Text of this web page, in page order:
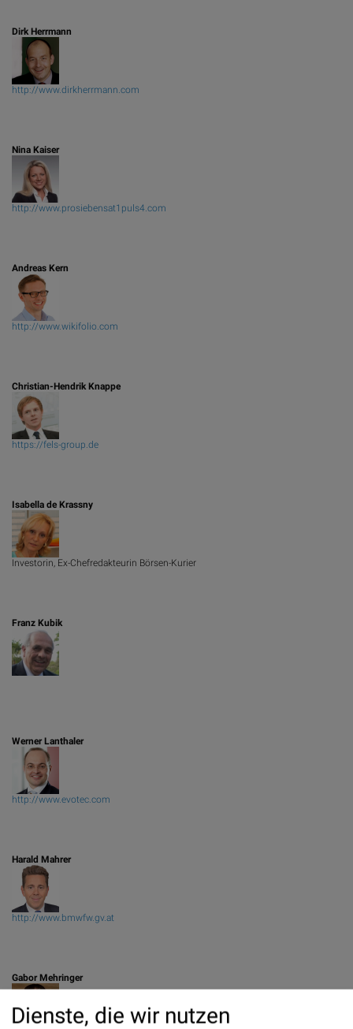
Dirk Herrmann
http://www.dirkherrmann.com
Nina Kaiser
http://www.prosiebensat1puls4.com
Andreas Kern
http://www.wikifolio.com
Christian-Hendrik Knappe
https://fels-group.de
Isabella de Krassny
Investorin, Ex-Chefredakteurin Börsen-Kurier
Franz Kubik
Werner Lanthaler
http://www.evotec.com
Harald Mahrer
http://www.bmwfw.gv.at
Gabor Mehringer
Dienste, die wir nutzen